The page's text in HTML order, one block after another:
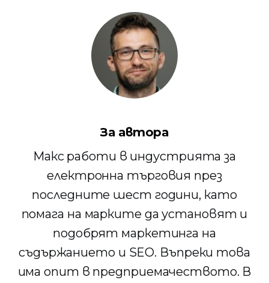
За автора
Макс работи в индустрията за
електронна търговия през
последните шест години, като
помага на марките да установят и
подобрят маркетинга на
съдържанието и SEO. Въпреки това
има опит в предприемачеството. В